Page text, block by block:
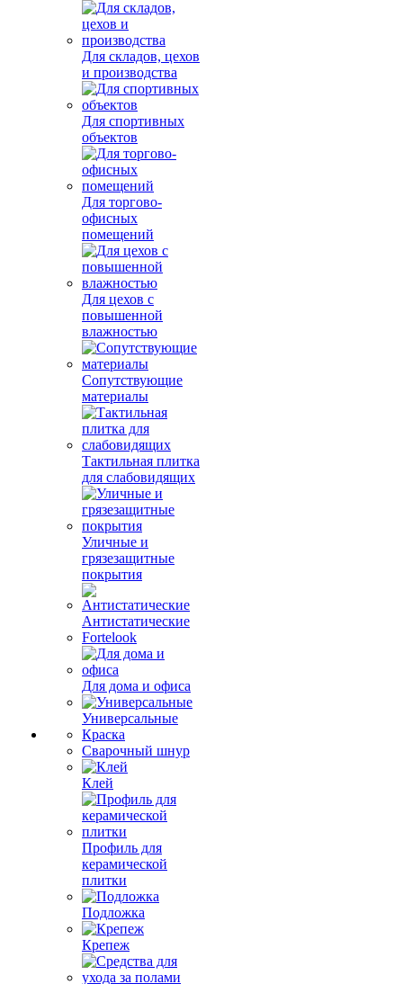
Для складов, цехов
и производства
Для спортивных
объектов
Для торгово-
офисных
помещений
Для цехов с
повышенной
влажностью
Сопутствующие
материалы
Тактильная плитка
для слабовидящих
Уличные и
грязезащитные
покрытия
Антистатические
Fortelook
Для дома и офиса
Универсальные
Краска
Сварочный шнур
Клей
Профиль для
керамической
плитки
Подложка
Крепеж